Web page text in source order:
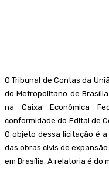
O Tribunal de Contas da
do Metropolitano de
na Caixa Econômica
conformidade do Edital de
O objeto dessa licitação é
das obras civis de expansão
em Brasília. A relatoria é do